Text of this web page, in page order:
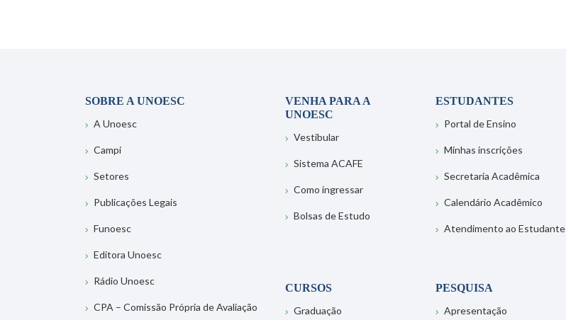
SOBRE A UNOESC
A Unoesc
Campi
Setores
Publicações Legais
Funoesc
Editora Unoesc
Rádio Unoesc
CPA – Comissão Própria de Avaliação
VENHA PARA A
UNOESC
Vestibular
Sistema ACAFE
Como ingressar
Bolsas de Estudo
ESTUDANTES
Portal de Ensino
Minhas inscrições
Secretaria Acadêmica
Calendário Acadêmico
Atendimento ao Estudante
CURSOS
Graduação
PESQUISA
Apresentação